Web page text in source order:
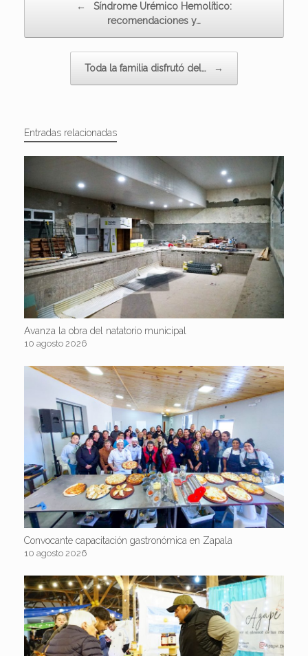
←
Síndrome Urémico Hemolítico:
recomendaciones y…
Toda la familia disfrutó del… →
Entradas relacionadas
Avanza la obra del natatorio municipal
10 agosto 2026
Convocante capacitación gastronómica en Zapala
10 agosto 2026